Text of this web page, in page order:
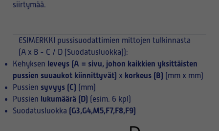
siirtymää.
ESIMERKKI pussisuodattimien mittojen tulkinnasta
(A x B - C / D [Suodatusluokka]):
Kehyksen leveys (A = sivu, johon kaikkien yksittäisten
pussien suuaukot kiinnittyvät) x korkeus (B) (mm x mm)
Pussien syvyys (C) (mm)
Pussien lukumäärä (D) (esim. 6 kpl)
Suodatusluokka (G3,G4,M5,F7,F8,F9)